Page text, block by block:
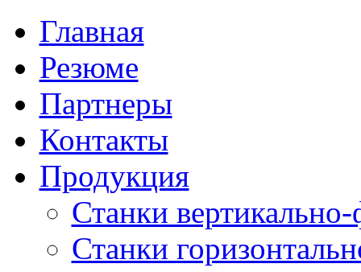
Главная
Резюме
Партнеры
Контакты
Продукция
Станки
Станки